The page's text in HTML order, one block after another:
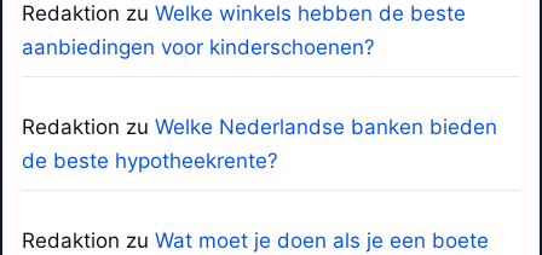
Redaktion zu Welke winkels hebben de beste
aanbiedingen voor kinderschoenen?
Redaktion zu Welke Nederlandse banken bieden
de beste hypotheekrente?
Redaktion zu Wat moet je doen als je een boete